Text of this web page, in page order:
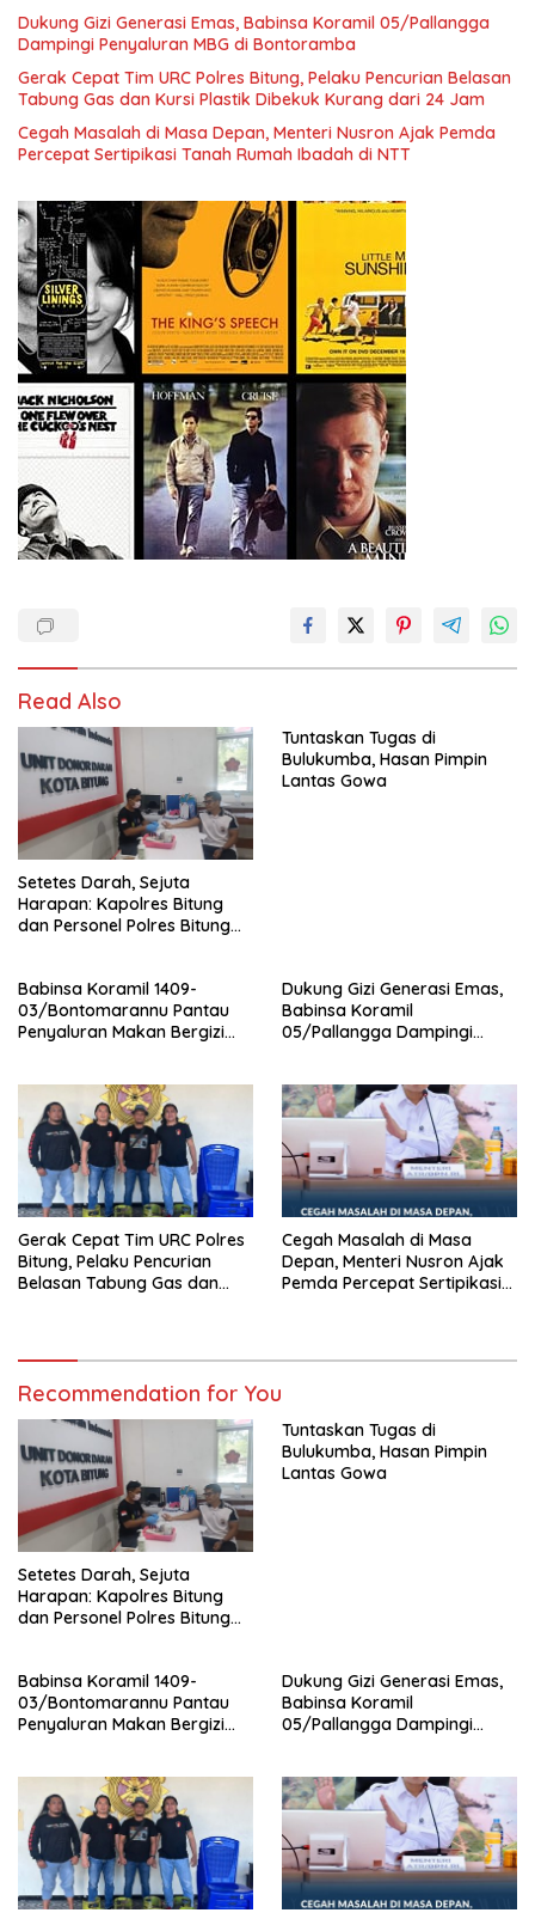
Dukung Gizi Generasi Emas, Babinsa Koramil 05/Pallangga
Dampingi Penyaluran MBG di Bontoramba
Gerak Cepat Tim URC Polres Bitung, Pelaku Pencurian Belasan
Tabung Gas dan Kursi Plastik Dibekuk Kurang dari 24 Jam
Cegah Masalah di Masa Depan, Menteri Nusron Ajak Pemda
Percepat Sertipikasi Tanah Rumah Ibadah di NTT
Read Also
Setetes Darah, Sejuta
Harapan: Kapolres Bitung
dan Personel Polres Bitung
Tuntaskan Tugas di
Bulukumba, Hasan Pimpin
Lantas Gowa
Babinsa Koramil 1409-
03/Bontomarannu Pantau
Penyaluran Makan Bergizi
Dukung Gizi Generasi Emas,
Babinsa Koramil
05/Pallangga Dampingi
Gerak Cepat Tim URC Polres
Bitung, Pelaku Pencurian
Belasan Tabung Gas dan
Cegah Masalah di Masa
Depan, Menteri Nusron Ajak
Pemda Percepat Sertipikasi
Recommendation for You
Setetes Darah, Sejuta
Harapan: Kapolres Bitung
dan Personel Polres Bitung
Tuntaskan Tugas di
Bulukumba, Hasan Pimpin
Lantas Gowa
Babinsa Koramil 1409-
03/Bontomarannu Pantau
Penyaluran Makan Bergizi
Dukung Gizi Generasi Emas,
Babinsa Koramil
05/Pallangga Dampingi